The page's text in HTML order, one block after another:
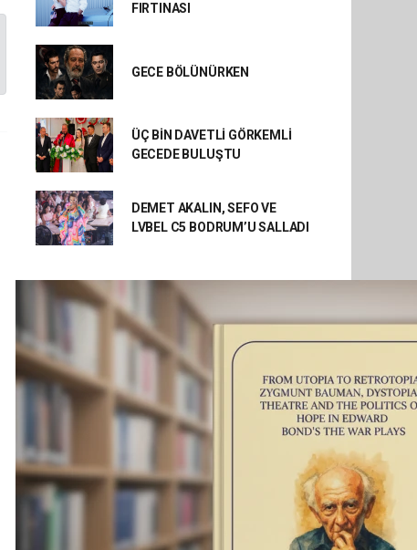
FIRTINASI
GECE BÖLÜNÜRKEN
ÜÇ BİN DAVETLİ GÖRKEMLİ
GECEDE BULUŞTU
DEMET AKALIN, SEFO VE
LVBEL C5 BODRUM’U SALLADI